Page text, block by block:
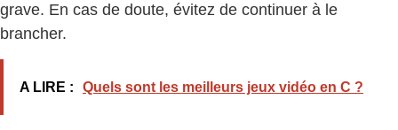
grave. En cas de doute, évitez de continuer à le
brancher.
A LIRE : Quels sont les meilleurs jeux vidéo en C ?